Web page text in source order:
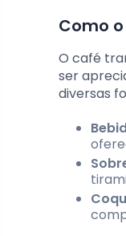
Como
O café
ser
diversas